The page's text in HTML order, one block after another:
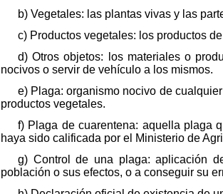
b) Vegetales: las plantas vivas y las
c) Productos vegetales: los productos
d) Otros objetos: los materiales o
nocivos o servir de vehículo a los mismos.
e) Plaga: organismo nocivo de
productos vegetales.
f) Plaga de cuarentena: aquella plaga
haya sido calificada por el Ministerio de
g) Control de una plaga: aplicación
población o sus efectos, o a conseguir su